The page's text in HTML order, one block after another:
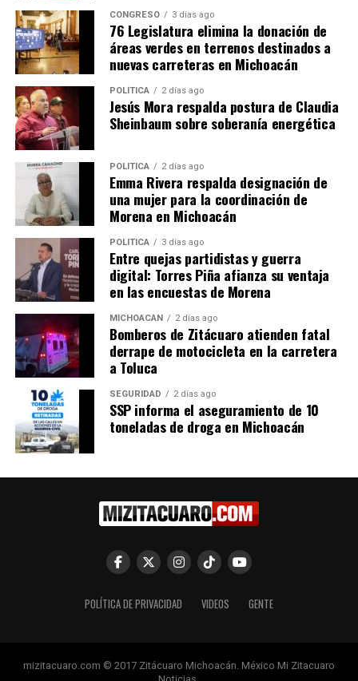
mizitacuaro
Comparte con:
Me gusta esto:
Relacionado
infraestructura, de lo más
presupuestal para el 2023:
Canaco Servytur Morelia
En "Michoacán"
Sí Financia y Canaco
Servytur van por el
Morelia
14 octubre, 2023
CONGRESO 3 días ago
76 Legislatura elimina la donación de
áreas verdes en terrenos destinados a
nuevas carreteras en Michoacán
POLÍTICA 2 días ago
Jesús Mora respalda postura de Claudia
Sheinbaum sobre soberanía energética
POLÍTICA 2 días ago
Emma Rivera respalda designación de
una mujer para la coordinación de
Morena en Michoacán
POLÍTICA 3 días ago
Entre quejas partidistas y guerra
digital: Torres Piña afianza su ventaja
en las encuestas de Morena
MICHOACÁN 2 días ago
Bomberos de Zitácuaro atienden fatal
derrape de motocicleta en la carretera
a Toluca
SEGURIDAD 2 días ago
SSP informa el aseguramiento de 10
toneladas de droga en Michoacán
POLÍTICA DE PRIVACIDAD VIDEOS GENTE
mizitacuaro.com © 2017 Zitácuaro Michoacán. México Mi Zitacuaro